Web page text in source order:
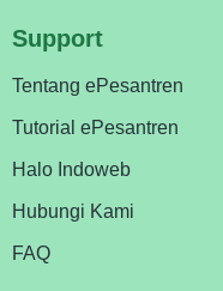
Support
Tentang ePesantren
Tutorial ePesantren
Halo Indoweb
Hubungi Kami
FAQ